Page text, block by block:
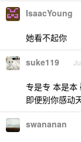
IsaacYoung
她看不起你
suke119
专是专 本是本
即便别你感动
swananan